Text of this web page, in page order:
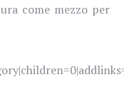
come mezzo per